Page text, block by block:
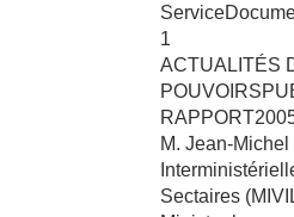
1
ACTUALITÉS
M. Jean-
Sectaires